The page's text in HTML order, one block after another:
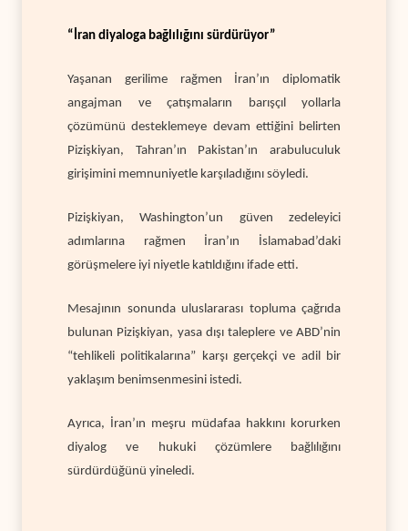
“İran diyaloga bağlılığını sürdürüyor”
Yaşanan gerilime rağmen İran’ın diplomatik
angajman ve çatışmaların barışçıl yollarla
çözümünü desteklemeye devam ettiğini belirten
Pizişkiyan, Tahran’ın Pakistan’ın arabuluculuk
girişimini memnuniyetle karşıladığını söyledi.
Pizişkiyan, Washington’un güven zedeleyici
adımlarına rağmen İran’ın İslamabad’daki
görüşmelere iyi niyetle katıldığını ifade etti.
Mesajının sonunda uluslararası topluma çağrıda
bulunan Pizişkiyan, yasa dışı taleplere ve ABD’nin
“tehlikeli politikalarına” karşı gerçekçi ve adil bir
yaklaşım benimsenmesini istedi.
Ayrıca, İran’ın meşru müdafaa hakkını korurken
diyalog ve hukuki çözümlere bağlılığını
sürdürdüğünü yineledi.